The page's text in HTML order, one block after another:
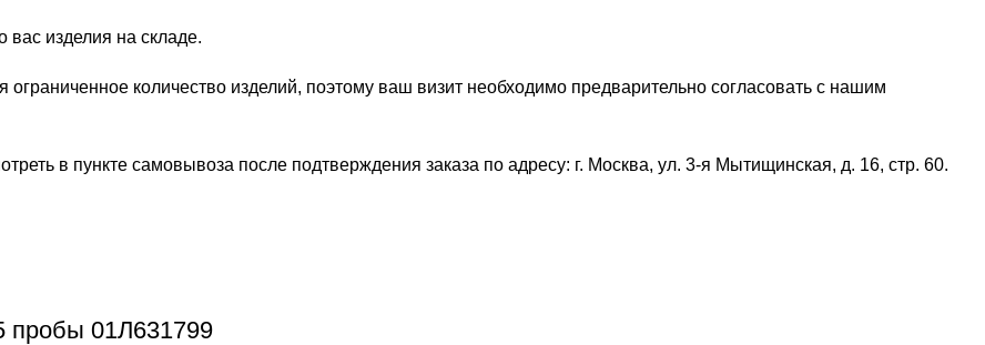
изделия на складе.
количество изделий, поэтому ваш визит необходимо предварительно согласовать с нашим
в пункте самовывоза после подтверждения заказа по адресу: г. Москва, ул. 3-я Мытищинская, д. 16, стр. 60.
01Л631799